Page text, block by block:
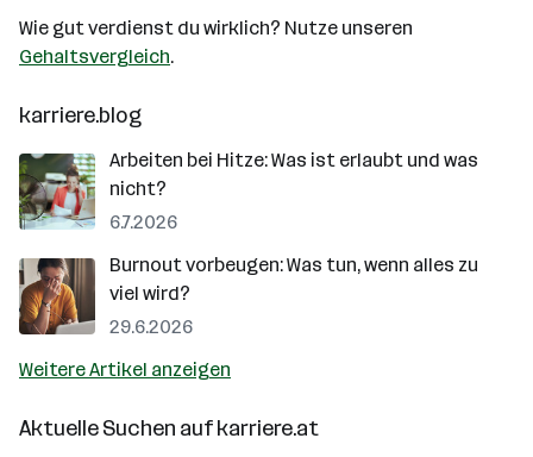
Wie gut verdienst du wirklich? Nutze unseren
Gehaltsvergleich.
karriere.blog
Arbeiten bei Hitze: Was ist erlaubt und was
nicht?
6.7.2026
Burnout vorbeugen: Was tun, wenn alles zu
viel wird?
29.6.2026
Weitere Artikel anzeigen
Aktuelle Suchen aufkarriere.at